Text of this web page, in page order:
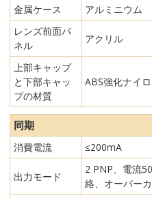
金属ケース
アルミニウム
レンズ前面パ
ネル
アクリル
上部キャップ
と下部キャッ
プの材質
ABS強化ナイ
同期
消費電流 ≤200mA
出力モード
2 PNP、電流
絡、オーバー